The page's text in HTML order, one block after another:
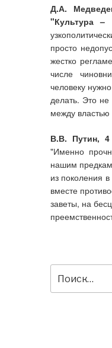
Д.А.
"Культура –
просто
жестко
числе
человеку
делать. Это
между
В.В. Путин, 4
"Именно
нашим предкам
из поколения
вместе
заветы, на